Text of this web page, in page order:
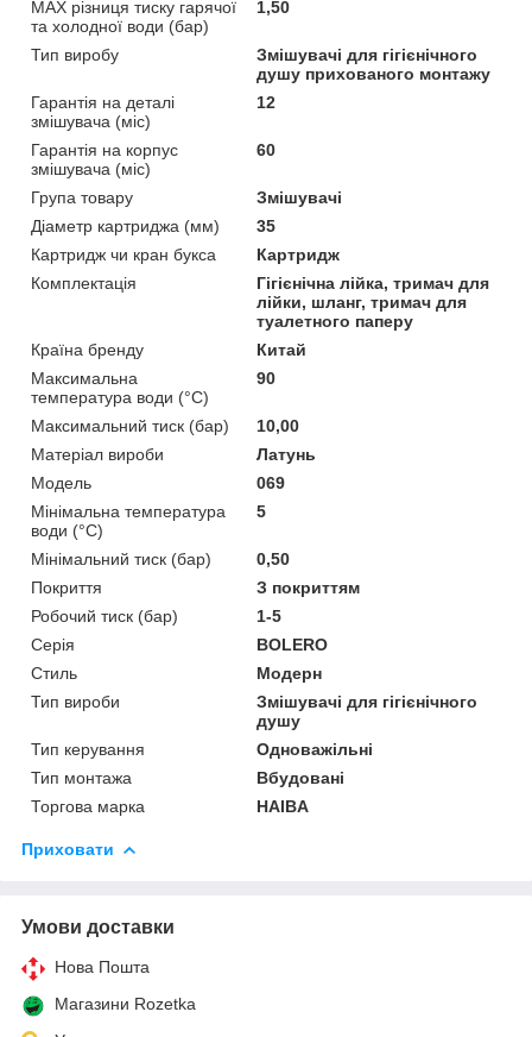
MAX різниця тиску гарячої
та холодної води (бар)
1,50
Тип виробу
Змішувачі для гігієнічного
душу прихованого монтажу
Гарантія на деталі
змішувача (міс)
12
Гарантія на корпус
змішувача (міс)
60
Група товару
Змішувачі
Діаметр картриджа (мм)
35
Картридж чи кран букса
Картридж
Комплектація
Гігієнічна лійка, тримач для
лійки, шланг, тримач для
туалетного паперу
Країна бренду
Китай
Максимальна
температура води (°C)
90
Максимальний тиск (бар)
10,00
Матеріал вироби
Латунь
Мoдель
069
Мінімальна температура
води (°C)
5
Мінімальний тиск (бар)
0,50
Покриття
З покриттям
Робочий тиск (бар)
1-5
Серія
BOLERO
Стиль
Модерн
Тип вироби
Змішувачі для гігієнічного
душу
Тип керування
Одноважільні
Тип монтажа
Вбудовані
Торгова марка
HAIBA
Приховати
Умови доставки
Нова Пошта
Магазини Rozetka